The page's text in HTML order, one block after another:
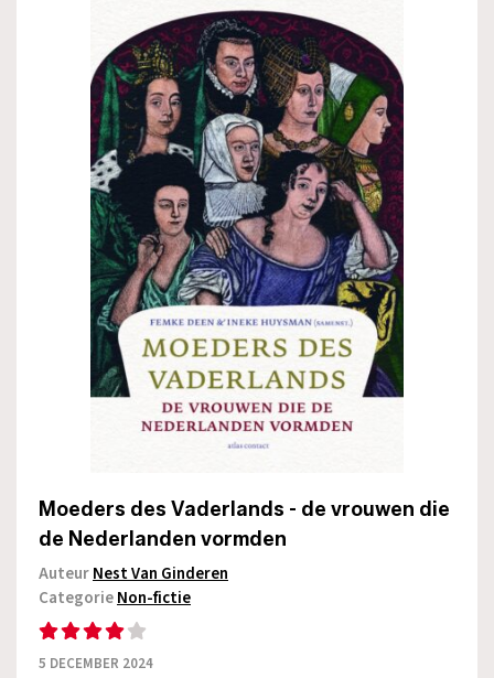
Moeders des Vaderlands - de vrouwen die
de Nederlanden vormden
AuteurNest Van Ginderen
CategorieNon-fictie
5 DECEMBER 2024